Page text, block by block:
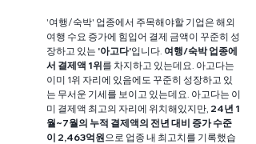
'여행/숙박' 업종에서 주목해야할 기업은 해외
여행 수요 증가에 힘입어 결제 금액이 꾸준히 성
장하고 있는 '아고다'입니다. 여행/숙박 업종에
서 결제액 1위를 차지하고 있는데요. 아고다는
이미 1위 자리에 있음에도 꾸준히 성장하고 있
는 무서운 기세를 보이고 있는데요. 아고다는 이
미 결제액 최고의 자리에 위치해있지만, 24년 1
월~7월의 누적 결제액의 전년 대비 증가 수준
이 2,463억원 으로 업종 내 최고치를 기록했습